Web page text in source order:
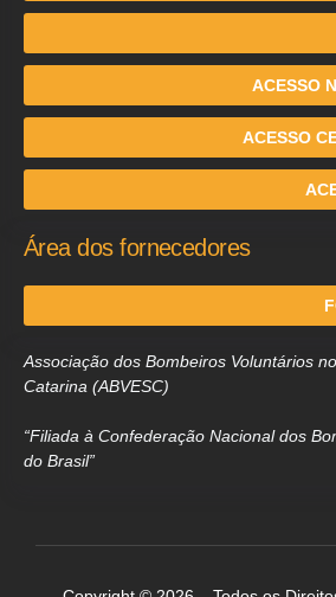
ACESSO
ACESSO
Área dos fornecedores
Associação dos Bombeiros Voluntários
Catarina (ABVESC)
“Filiada à Confederação Nacional dos
do Brasil”